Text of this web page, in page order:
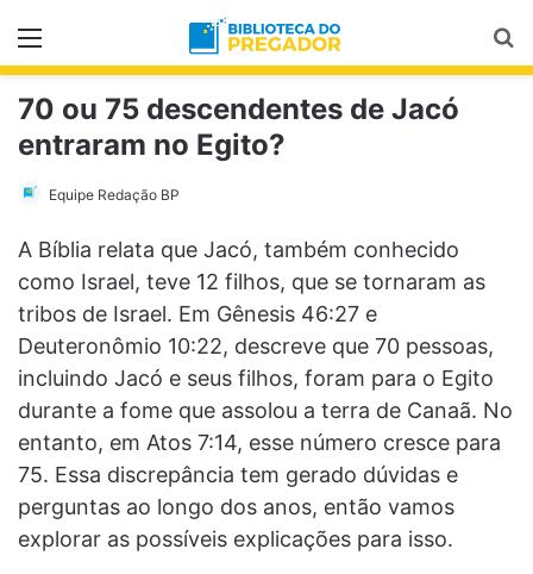
Menu
70 ou 75 descendentes de Jacó
entraram no Egito?
Equipe Redação BP
A Bíblia relata que Jacó, também conhecido
como Israel, teve 12 filhos, que se tornaram as
tribos de Israel. Em Gênesis 46:27 e
Deuteronômio 10:22, descreve que 70 pessoas,
incluindo Jacó e seus filhos, foram para o Egito
durante a fome que assolou a terra de Canaã. No
entanto, em Atos 7:14, esse número cresce para
75. Essa discrepância tem gerado dúvidas e
perguntas ao longo dos anos, então vamos
explorar as possíveis explicações para isso.